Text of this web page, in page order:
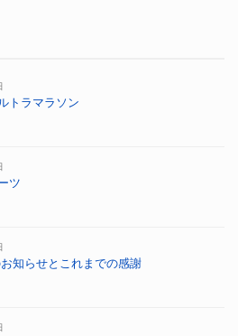
トラマラソン
ツ
知らせとこれまでの感謝